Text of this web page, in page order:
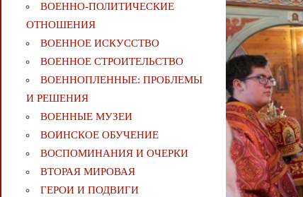
ВОЕННО-ПОЛИТИЧЕСКИE
ОТНОШЕНИЯ
ВОЕННОЕ ИСКУССТВО
ВОЕННОЕ СТРОИТЕЛЬСТВО
ВОЕННОПЛЕННЫЕ: ПРОБЛЕМЫ
И РЕШЕНИЯ
ВОЕННЫЕ МУЗЕИ
ВОИНСКОЕ ОБУЧЕНИЕ
ВОСПОМИНАНИЯ И ОЧЕРКИ
ВТОРАЯ МИРОВАЯ
ГЕРОИ И ПОДВИГИ